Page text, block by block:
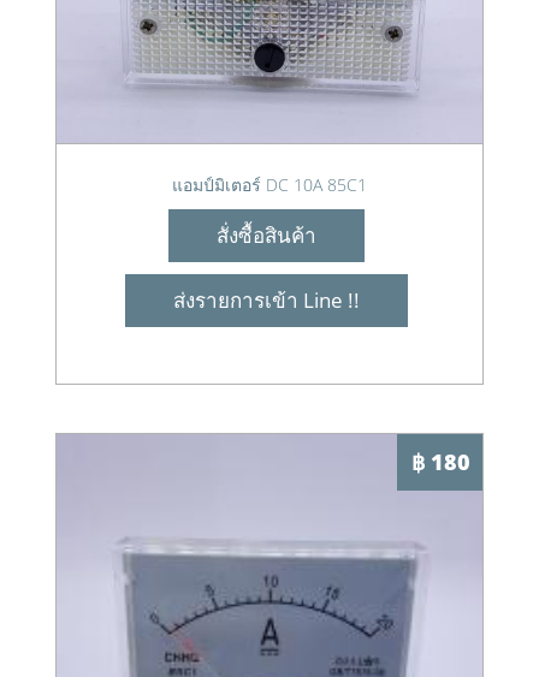
แอมป์มิเตอร์ DC 10A 85C1
สั่งซื้อสินค้า
ส่งรายการเข้า Line !!
฿ 180